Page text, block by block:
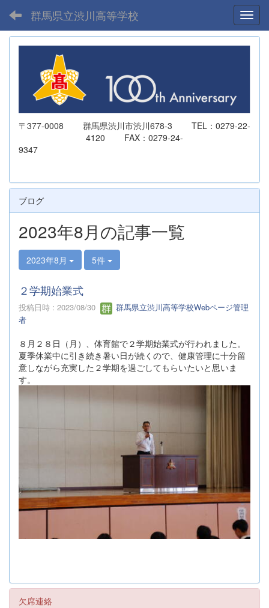
群馬県立渋川高等学校
〒377-0008 群馬県渋川市渋川678-3 TEL：0279-22-
4120 FAX：0279-24-
9347
ブログ
2023年8月の記事一覧
2023年8月 5件
２学期始業式
投稿日時 : 2023/08/30
群馬県立渋川高等学校Webページ管理
者
８月２８日（月）、体育館で２学期始業式が行われました。
夏季休業中に引き続き暑い日が続くので、健康管理に十分留
意しながら充実した２学期を過ごしてもらいたいと思いま
す。
欠席連絡